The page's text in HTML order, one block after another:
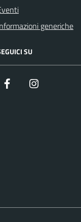
generiche
SU
Facebook